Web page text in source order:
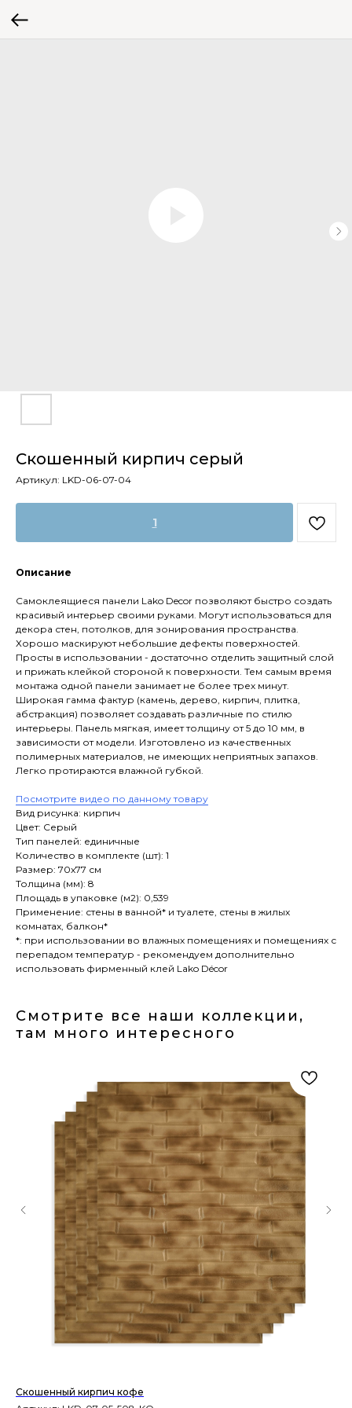
Скошенный кирпич серый
Артикул: LKD-06-07-04
1
Описание
Самоклеящиеся панели Lako Decor позволяют быстро создать
красивый интерьер своими руками. Могут использоваться для
декора стен, потолков, для зонирования пространства.
Хорошо маскируют небольшие дефекты поверхностей.
Просты в использовании - достаточно отделить защитный слой
и прижать клейкой стороной к поверхности. Тем самым время
монтажа одной панели занимает не более трех минут.
Широкая гамма фактур (камень, дерево, кирпич, плитка,
абстракция) позволяет создавать различные по стилю
интерьеры. Панель мягкая, имеет толщину от 5 до 10 мм, в
зависимости от модели. Изготовлено из качественных
полимерных материалов, не имеющих неприятных запахов.
Легко протираются влажной губкой.
Посмотрите видео по данному товару
Вид рисунка: кирпич
Цвет: Серый
Тип панелей: единичные
Количество в комплекте (шт): 1
Размер: 70x77 см
Толщина (мм): 8
Площадь в упаковке (м2): 0,539
Применение: стены в ванной* и туалете, стены в жилых
комнатах, балкон*
*: при использовании во влажных помещениях и помещениях с
перепадом температур - рекомендуем дополнительно
использовать фирменный клей Lako Décor
Смотрите все наши коллекции,
там много интересного
Скошенный кирпич кофе